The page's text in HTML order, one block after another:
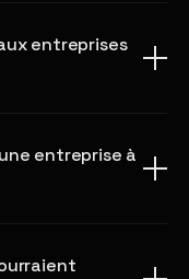
entreprises
entreprise à